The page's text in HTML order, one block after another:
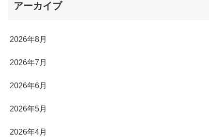
アーカイブ
2026年8月
2026年7月
2026年6月
2026年5月
2026年4月